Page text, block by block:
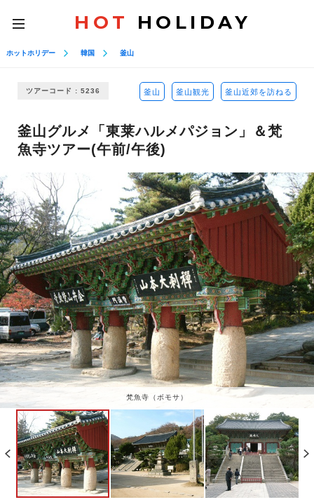
toggle
navigation
HOT HOLIDAY
ホットホリデー 韓国 釜山
ツアーコード : 5236 釜山 釜山観光 釜山近郊を訪ねる
釜山グルメ「東莱ハルメパジョン」＆梵
魚寺ツアー(午前/午後)
梵魚寺（ボモサ）